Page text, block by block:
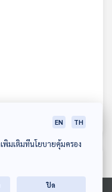
EN TH
พิ่มเติมที่นโยบายคุ้มครอง
ปิด